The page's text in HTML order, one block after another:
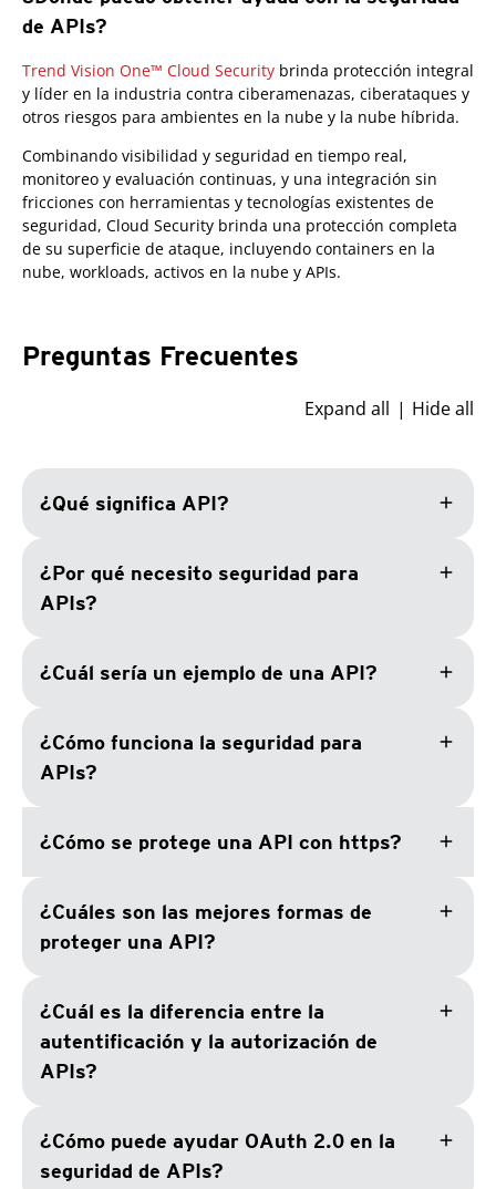
de APIs?
Trend Vision One™ Cloud Security brinda protección integral
y líder en la industria contra ciberamenazas, ciberataques y
otros riesgos para ambientes en la nube y la nube híbrida.
Combinando visibilidad y seguridad en tiempo real,
monitoreo y evaluación continuas, y una integración sin
fricciones con herramientas y tecnologías existentes de
seguridad, Cloud Security brinda una protección completa
de su superficie de ataque, incluyendo containers en la
nube, workloads, activos en la nube y APIs.
Preguntas Frecuentes
Expand all Hide all
¿Qué significa API? add
¿Por qué necesito seguridad para
APIs?
add
¿Cuál sería un ejemplo de una API? add
¿Cómo funciona la seguridad para
APIs?
add
¿Cómo se protege una API con https? add
¿Cuáles son las mejores formas de
proteger una API?
add
¿Cuál es la diferencia entre la
autentificación y la autorización de
APIs?
add
¿Cómo puede ayudar OAuth 2.0 en la
seguridad de APIs?
add